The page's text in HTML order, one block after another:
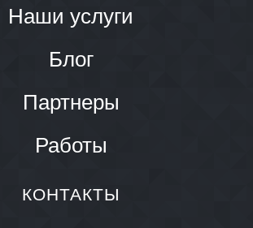
Наши услуги
Блог
Партнеры
Работы
КОНТАКТЫ